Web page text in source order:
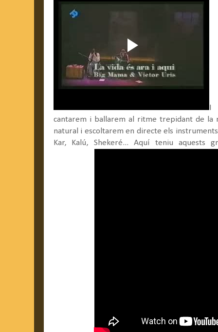
cantarem i ballarem al ritme trepidant de la
natural i escoltarem en directe els
Kar, Kalú, Shekeré... Aquí teniu aquests